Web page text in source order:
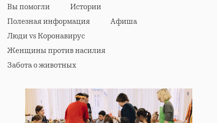
Вы помогли
Истории
Полезная информация
Афиша
Люди vs Коронавирус
Женщины против насилия
Забота о животных